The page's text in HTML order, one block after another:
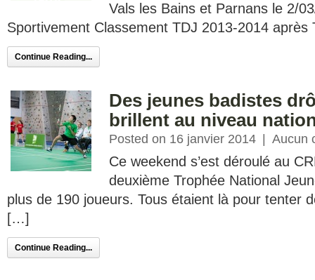
Vals les Bains et Parnans le 2/
Sportivement Classement TDJ 2013-2014 après
Continue Reading...
Des jeunes badistes
brillent au niveau
Posted on 16 janvier 2014 Aucun
Ce weekend s’est déroulé au
deuxième Trophée National
plus de 190 joueurs. Tous étaient là pour tenter
[…]
Continue Reading...